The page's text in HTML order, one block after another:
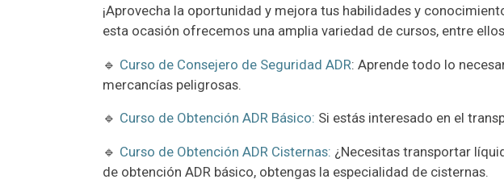
¡Aprovecha la oportunidad y mejora tus habilidades y
esta ocasión ofrecemos una amplia variedad de cursos, entre
🔹 Curso de Consejero de Seguridad ADR: Aprende todo lo
mercancías peligrosas.
🔹 Curso de Obtención ADR Básico: Si estás interesado en el
🔹 Curso de Obtención ADR Cisternas: ¿Necesitas transportar
de obtención ADR básico, obtengas la especialidad de cisternas.